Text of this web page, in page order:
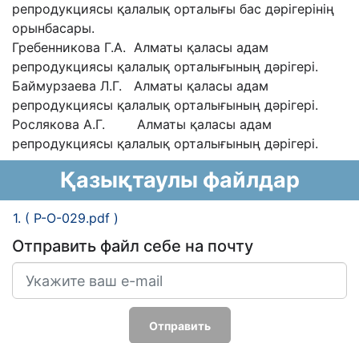
репродукциясы қалалық орталығы бас дəрігерінің
орынбасары.
Гребенникова Г.А. Алматы қаласы адам
репродукциясы қалалық орталығының дəрігері.
Баймурзаева Л.Г. Алматы қаласы адам
репродукциясы қалалық орталығының дəрігері.
Рослякова А.Г. Алматы қаласы адам
репродукциясы қалалық орталығының дəрігері.
Қазықтаулы файлдар
1. ( Р-О-029.pdf )
Отправить файл себе на почту
Отправить